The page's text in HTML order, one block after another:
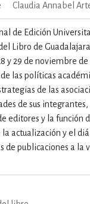
Y OCIO
Claudia Annabel
de Edición
Libro de
y 29 de noviembre
las políticas
de las
de sus
editores y la función
actualización y el
de publicaciones a la